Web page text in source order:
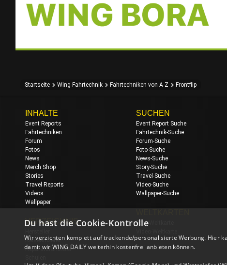
Startseite Wing-Fahrtechnik Fahrtechniken von A-Z Frontflip
INHALTE
Event Reports
Fahrtechniken
Forum
Fotos
News
Merch Shop
Stories
Travel Reports
Videos
Wallpaper
VERZEICHNIS
Reiseanbieter
Reparaturanbieter
SUCHEN
Event Report Suche
Fahrtechnik-Suche
Forum-Suche
Foto-Suche
News-Suche
Story-Suche
Travel-Suche
Video-Suche
Wallpaper-Suche
Foto-Weltkarte
Du hast die Cookie-Kontrolle
Wir verzichten komplett auf trackende/personalisierte Werbung. Hier
damit wir WING DAILY weiterhin kostenfrei anbieten können.